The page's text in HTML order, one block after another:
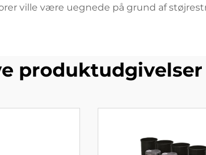
ville være uegnede på grund af
produktudgivelser